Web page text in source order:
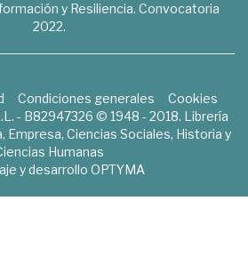
y Resiliencia. Convocatoria
2022.
Condiciones generales
Cookies
- B82947326 © 1948 - 2018. Librería
Empresa, Ciencias Sociales, Historia y
Humanas
y desarrollo OPTYMA